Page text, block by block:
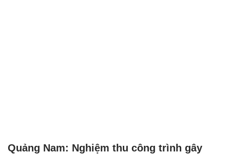
Quảng Nam: Nghiệm thu công trình gây